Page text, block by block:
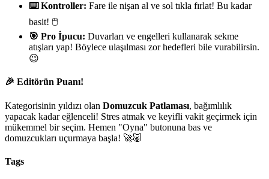
⌨️ Kontroller: Fare ile nişan al ve sol tıkla fırlat! Bu kadar
basit! 🖱️
🎯 Pro İpucu: Duvarları ve engelleri kullanarak sekme
atışları yap! Böylece ulaşılması zor hedefleri bile vurabilirsin.
😉
🎉 Editörün Puanı!
Kategorisinin yıldızı olan Domuzcuk Patlaması, bağımlılık
yapacak kadar eğlenceli! Stres atmak ve keyifli vakit geçirmek için
mükemmel bir seçim. Hemen "Oyna" butonuna bas ve
domuzcukları uçurmaya başla! 🚀🐷
Tags